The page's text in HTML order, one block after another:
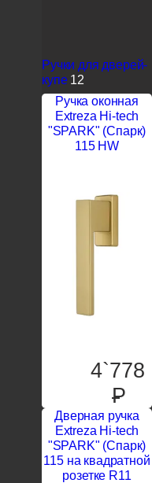
Ручки для дверей-
купе 12
Ручка оконная
Extreza Hi-tech
"SPARK" (Спарк)
115 HW
4`778
P
Дверная ручка
Extreza Hi-tech
"SPARK" (Спарк)
115 на квадратной
розетке R11